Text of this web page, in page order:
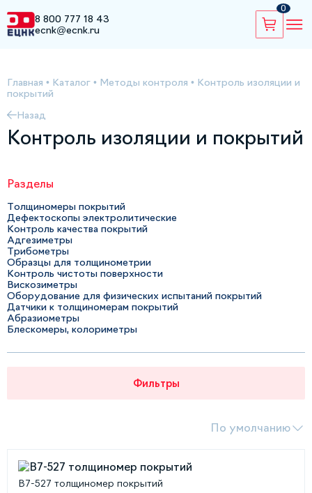
8 800 777 18 43
ecnk@ecnk.ru
0
Главная • Каталог • Методы контроля • Контроль изоляции и
покрытий
Назад
Контроль изоляции и покрытий
Разделы
Толщиномеры покрытий
Дефектоскопы электролитические
Контроль качества покрытий
Адгезиметры
Трибометры
Образцы для толщинометрии
Контроль чистоты поверхности
Вискозиметры
Оборудование для физических испытаний покрытий
Датчики к толщиномерам покрытий
Абразиометры
Блескомеры, колориметры
Фильтры
По умолчанию
В7-527 толщиномер покрытий